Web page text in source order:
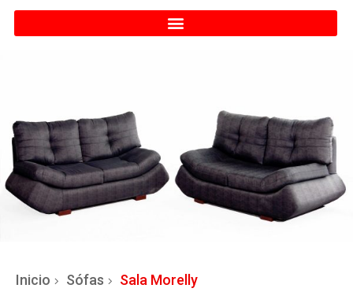
Inicio Sófas Sala Morelly